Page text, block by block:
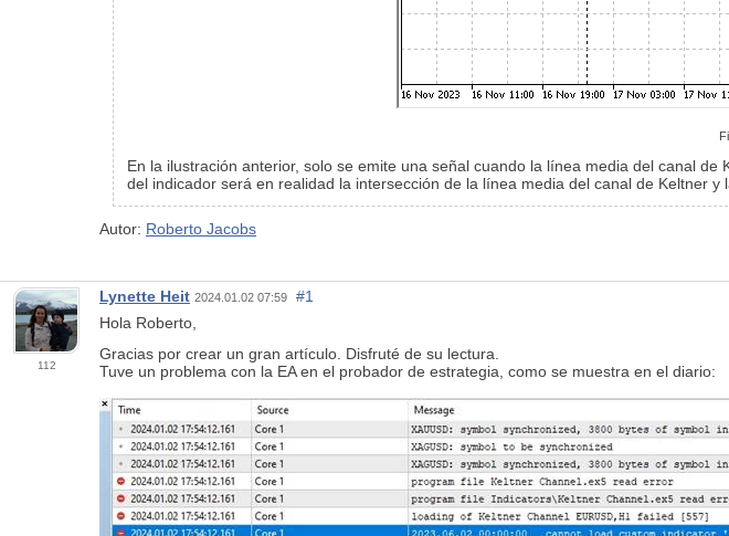
En la ilustración anterior, solo se emite una señal cuando la línea media del canal
del indicador será en realidad la intersección de la línea media del canal de Keltner
Autor: Roberto Jacobs
112
Lynette Heit 2024.01.02 07:59
#1
Hola Roberto,
Gracias por crear un gran artículo. Disfruté de su lectura.
Tuve un problema con la EA en el probador de estrategia, como se muestra en el diario: